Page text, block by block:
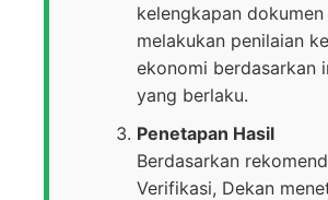
kelengkapan dokumen
melakukan penilaian
ekonomi berdasarkan
yang berlaku.
Penetapan Hasil
Berdasarkan
Verifikasi, Dekan